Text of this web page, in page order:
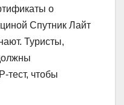
о
Спутник Лайт
Туристы,
тест, чтобы